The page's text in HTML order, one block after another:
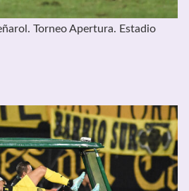
Torneo Apertura. Estadio